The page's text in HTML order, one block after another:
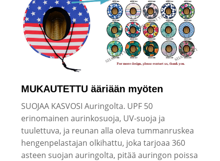
MUKAUTETTU ääriään myöten
SUOJAA KASVOSI Auringolta. UPF 50
erinomainen aurinkosuoja, UV-suoja ja
tuulettuva, ja reunan alla oleva tummanruskea
hengenpelastajan olkihattu, joka tarjoaa 360
asteen suojan auringolta, pitää auringon poissa